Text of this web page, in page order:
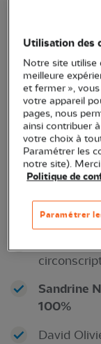
Marie
Isère (38)
Cyrielle
100%
Quentin
100%
Nicole
100%
Sandrine
100%
David
Utilisation des
Notre site utilise
meilleure
et fermer »,
votre appareil
pages, nous
ainsi contribuer
votre choix à
Paramétrer les
notre site).
Politique de
Paramétrer